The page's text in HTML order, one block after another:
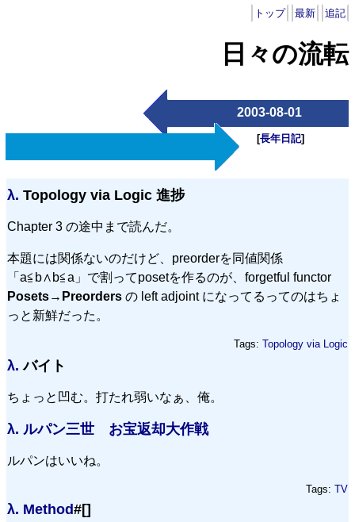
トップ 最新 追記
日々の流転
2003-08-01
[長年日記]
λ. Topology via Logic 進捗
Chapter 3 の途中まで読んだ。
本題には関係ないのだけど、preorderを同値関係
「a≦b∧b≦a」で割ってposetを作るのが、forgetful functor
Posets→ Preorders の left adjoint になってるってのはちょ
っと新鮮だった。
Tags: Topology via Logic
λ. バイト
ちょっと凹む。打たれ弱いなぁ、俺。
λ. ルパン三世 お宝返却大作戦
ルパンはいいね。
Tags: TV
λ. Method#[]